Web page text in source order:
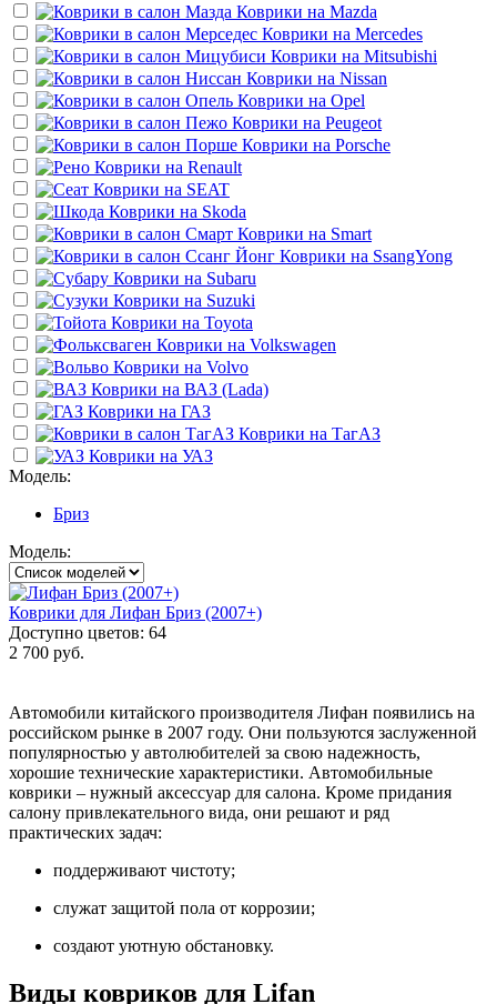
Коврики на Mazda
Коврики на Mercedes
Коврики на Mitsubishi
Коврики на Nissan
Коврики на Opel
Коврики на Peugeot
Коврики на Porsche
Коврики на Renault
Коврики на SEAT
Коврики на Skoda
Коврики на Smart
Коврики на SsangYong
Коврики на Subaru
Коврики на Suzuki
Коврики на Toyota
Коврики на Volkswagen
Коврики на Volvo
Коврики на ВАЗ (Lada)
Коврики на ГАЗ
Коврики на ТагАЗ
Коврики на УАЗ
Модель:
Бриз
Модель:
Коврики для Лифан Бриз (2007+)
Доступно цветов: 64
2 700 руб.
Автомобили китайского производителя Лифан появились на
российском рынке в 2007 году. Они пользуются заслуженной
популярностью у автолюбителей за свою надежность,
хорошие технические характеристики. Автомобильные
коврики – нужный аксессуар для салона. Кроме придания
салону привлекательного вида, они решают и ряд
практических задач:
поддерживают чистоту;
служат защитой пола от коррозии;
создают уютную обстановку.
Виды ковриков для Lifan